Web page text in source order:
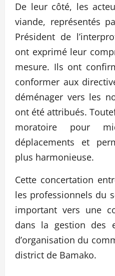
De leur côté, les
viande, représentés
Président de
ont exprimé leur
mesure. Ils ont
conformer aux
déménager vers les
ont été attribués.
moratoire pour
déplacements et
plus harmonieuse.
Cette concertation
les professionnels du
important vers une
dans la gestion des
d’organisation du
district de Bamako.